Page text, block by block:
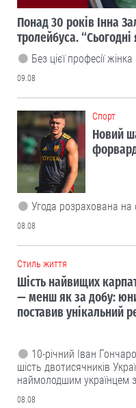
Понад 30 років Інна
тролейбуса.
Без цієї професії
09.08
Cпорт
Новий
Угода розрахована на
08.08
Cтиль життя
Шість найвищих
— менш як за добу:
поставив унікальний
10-річний Іван
шість двотисячників
наймолодшим українцем
08.08